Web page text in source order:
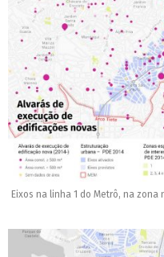
Eixos na linha 1 do Metrô, na